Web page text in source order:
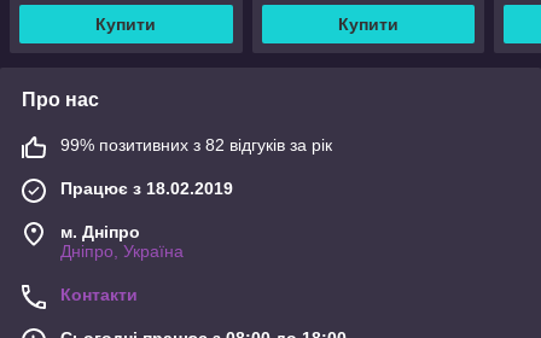
Купити Купити
Про нас
99% позитивних з 82 відгуків за рік
Працює з 18.02.2019
м. Дніпро
Дніпро, Україна
Контакти